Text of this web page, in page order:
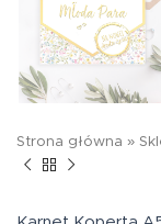
Strona główna »